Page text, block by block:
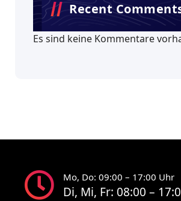
Recent
Es sind keine Kommentare
Mo, Do: 09:00 – 17:00 Uhr
Di, Mi, Fr: 08:00 –